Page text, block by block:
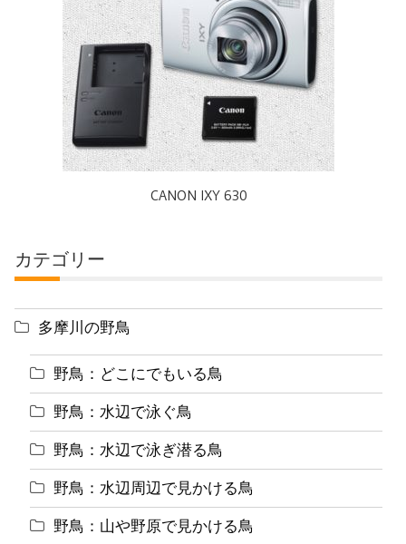
CANON IXY 630
カテゴリー
多摩川の野鳥
野鳥：どこにでもいる鳥
野鳥：水辺で泳ぐ鳥
野鳥：水辺で泳ぎ潜る鳥
野鳥：水辺周辺で見かける鳥
野鳥：山や野原で見かける鳥